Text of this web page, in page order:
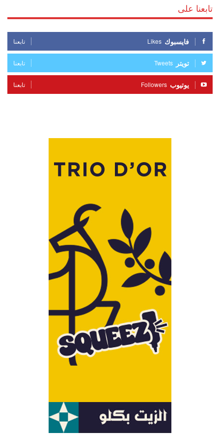
تابعنا على
فايسبوك Likes تابعنا
تويتر Tweets تابعنا
يوتيوب Followers تابعنا